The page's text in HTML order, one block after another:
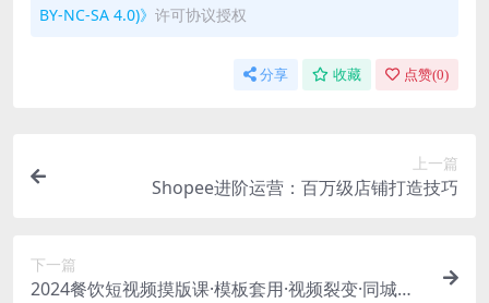
BY-NC-SA 4.0)》 许可协议授权
分享 收藏 点赞(0)
上一篇
Shopee进阶运营：百万级店铺打造技巧
下一篇
2024餐饮短视频摸版课·模板套用·视频裂变·同城引